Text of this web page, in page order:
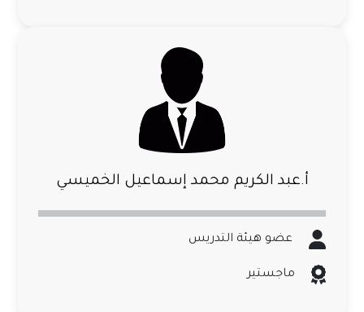
أ.عبد الكريم محمد إسماعيل الخميسي
عضو هيئة التدريس
ماجستير